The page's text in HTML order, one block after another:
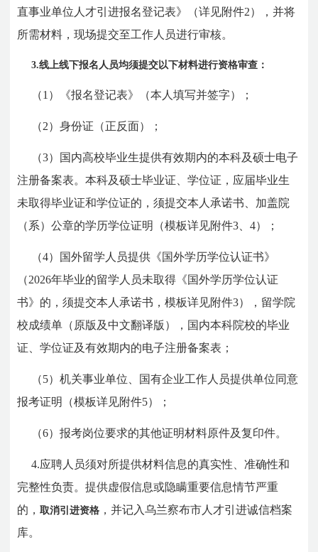
直事业单位人才引进报名登记表》（详见附件2），并将
所需材料，现场提交至工作人员进行审核。
3.线上线下报名人员均须提交以下材料进行资格审查：
（1）《报名登记表》（本人填写并签字）；
（2）身份证（正反面）；
（3）国内高校毕业生提供有效期内的本科及硕士电子
注册备案表。本科及硕士毕业证、学位证，应届毕业生
未取得毕业证和学位证的，须提交本人承诺书、加盖院
（系）公章的学历学位证明（模板详见附件3、4）；
（4）国外留学人员提供《国外学历学位认证书》
（2026年毕业的留学人员未取得《国外学历学位认证
书》的，须提交本人承诺书，模板详见附件3），留学院
校成绩单（原版及中文翻译版），国内本科院校的毕业
证、学位证及有效期内的电子注册备案表；
（5）机关事业单位、国有企业工作人员提供单位同意
报考证明（模板详见附件5）；
（6）报考岗位要求的其他证明材料原件及复印件。
4.应聘人员须对所提供材料信息的真实性、准确性和
完整性负责。提供虚假信息或隐瞒重要信息情节严重
的，取消引进资格 ，并记入乌兰察布市人才引进诚信档案
库。